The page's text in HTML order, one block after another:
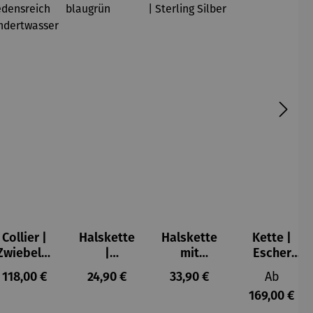
Collier |
rm –
Friedensr
Regulärer Preis:
118,00 €
Halskette
Hortensie
blaugrün
Regulärer Preis:
24,90 €
Halskette
mit
Katzenanh
änger |
Regulärer Preis:
33,90 €
Kette |
Escher
Kugel
Ab
169,00 €